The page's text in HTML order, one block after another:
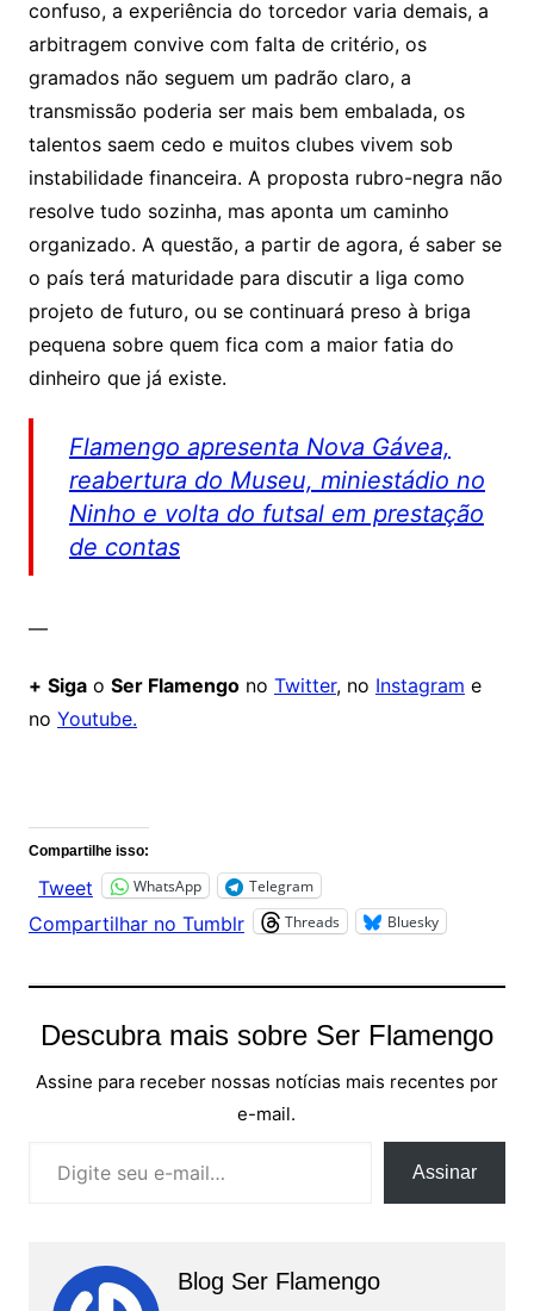
confuso, a experiência do torcedor varia demais, a
arbitragem convive com falta de critério, os
gramados não seguem um padrão claro, a
transmissão poderia ser mais bem embalada, os
talentos saem cedo e muitos clubes vivem sob
instabilidade financeira. A proposta rubro-negra não
resolve tudo sozinha, mas aponta um caminho
organizado. A questão, a partir de agora, é saber se
o país terá maturidade para discutir a liga como
projeto de futuro, ou se continuará preso à briga
pequena sobre quem fica com a maior fatia do
dinheiro que já existe.
Flamengo apresenta Nova Gávea,
reabertura do Museu, miniestádio no
Ninho e volta do futsal em prestação
de contas
—
+ Sigao Ser Flamengono Twitter, no Instagram e
no Youtube.
Compartilhe isso:
Tweet WhatsApp Telegram
Compartilhar no Tumblr Threads Bluesky
Descubra mais sobre Ser Flamengo
Assine para receber nossas notícias mais recentes por
e-mail.
Assinar
Blog Ser Flamengo